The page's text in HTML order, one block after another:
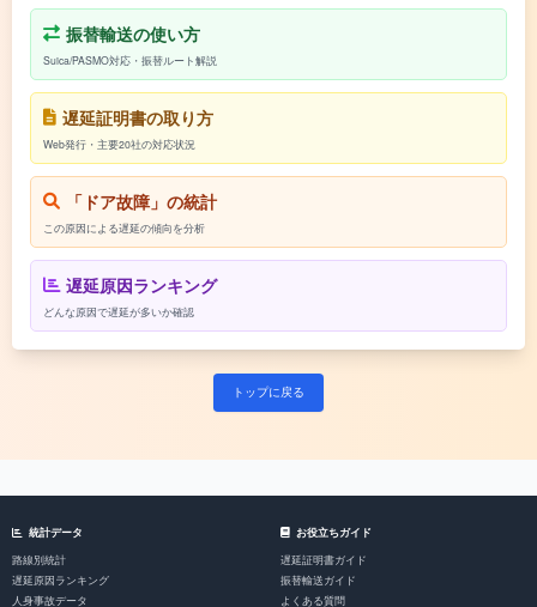
振替輸送の使い方
Suica/PASMO対応・振替ルート解説
遅延証明書の取り方
Web発行・主要20社の対応状況
「ドア故障」の統計
この原因による遅延の傾向を分析
遅延原因ランキング
どんな原因で遅延が多いか確認
トップに戻る
統計データ
路線別統計
遅延原因ランキング
人身事故データ
お役立ちガイド
遅延証明書ガイド
振替輸送ガイド
よくある質問